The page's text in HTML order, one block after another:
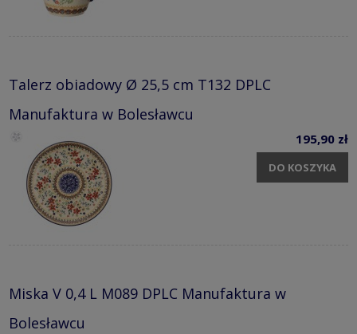
Talerz obiadowy Ø 25,5 cm T132 DPLC
Manufaktura w Bolesławcu
195,90 zł
DO KOSZYKA
Miska V 0,4 L M089 DPLC Manufaktura w
Bolesławcu